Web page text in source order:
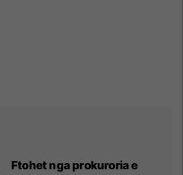
Ftohet nga prokuroria e